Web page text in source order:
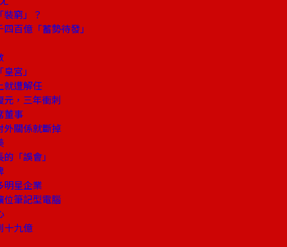
窮」？
百億「蓄勢待發」
宮」
就遭解任
元，三年衝刺
董事
外關係就斷掉
「誤會」
明星企業
位筆記型電腦
十九億